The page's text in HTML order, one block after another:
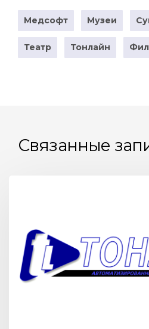
Медсофт Музеи
Театр Тонлайн
Связанные